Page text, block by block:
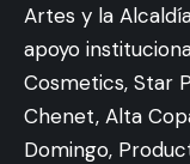
Artes y la
apoyo
Cosmetics, Star
Chenet, Alta
Domingo,